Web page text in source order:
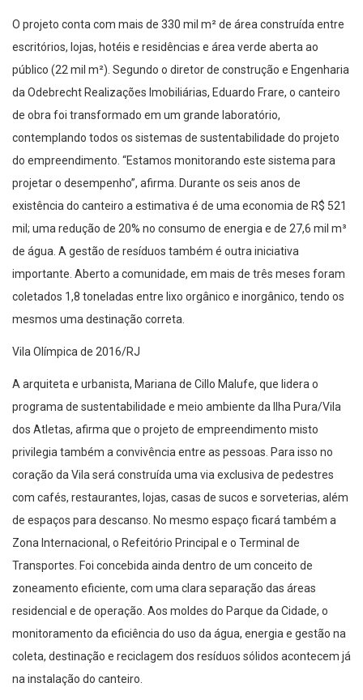
O projeto conta com mais de 330 mil m² de área construída entre
escritórios, lojas, hotéis e residências e área verde aberta ao
público (22 mil m²). Segundo o diretor de construção e Engenharia
da Odebrecht Realizações Imobiliárias, Eduardo Frare, o canteiro
de obra foi transformado em um grande laboratório,
contemplando todos os sistemas de sustentabilidade do projeto
do empreendimento. “Estamos monitorando este sistema para
projetar o desempenho”, afirma. Durante os seis anos de
existência do canteiro a estimativa é de uma economia de R$ 521
mil; uma redução de 20% no consumo de energia e de 27,6 mil m³
de água. A gestão de resíduos também é outra iniciativa
importante. Aberto a comunidade, em mais de três meses foram
coletados 1,8 toneladas entre lixo orgânico e inorgânico, tendo os
mesmos uma destinação correta.
Vila Olímpica de 2016/RJ
A arquiteta e urbanista, Mariana de Cillo Malufe, que lidera o
programa de sustentabilidade e meio ambiente da Ilha Pura/Vila
dos Atletas, afirma que o projeto de empreendimento misto
privilegia também a convivência entre as pessoas. Para isso no
coração da Vila será construída uma via exclusiva de pedestres
com cafés, restaurantes, lojas, casas de sucos e sorveterias, além
de espaços para descanso. No mesmo espaço ficará também a
Zona Internacional, o Refeitório Principal e o Terminal de
Transportes. Foi concebida ainda dentro de um conceito de
zoneamento eficiente, com uma clara separação das áreas
residencial e de operação. Aos moldes do Parque da Cidade, o
monitoramento da eficiência do uso da água, energia e gestão na
coleta, destinação e reciclagem dos resíduos sólidos acontecem já
na instalação do canteiro.